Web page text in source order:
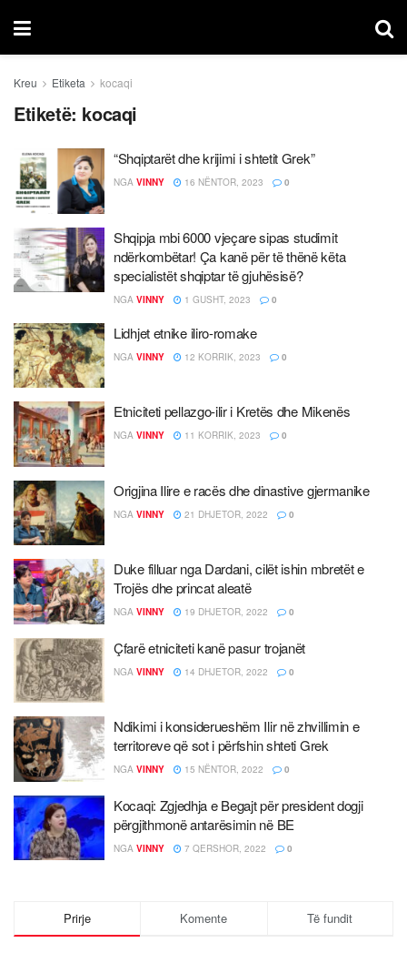
Kreu Etiketa kocaqi
Etiketë: kocaqi
“Shqiptarët dhe krijimi i shtetit Grek”
NGA VINNY 16 NËNTOR, 2023 0
Shqipja mbi 6000 vjeçare sipas studimit
ndërkombëtar! Ça kanë për të thënë këta
specialistët shqiptar të gjuhësisë?
NGA VINNY 1 GUSHT, 2023 0
Lidhjet etnike iliro-romake
NGA VINNY 12 KORRIK, 2023 0
Etniciteti pellazgo-ilir i Kretës dhe Mikenës
NGA VINNY 11 KORRIK, 2023 0
Origjina Ilire e racës dhe dinastive gjermanike
NGA VINNY 21 DHJETOR, 2022 0
Duke filluar nga Dardani, cilët ishin mbretët e
Trojës dhe princat aleatë
NGA VINNY 19 DHJETOR, 2022 0
Çfarë etniciteti kanë pasur trojanët
NGA VINNY 14 DHJETOR, 2022 0
Ndikimi i konsiderueshëm Ilir në zhvillimin e
territoreve që sot i përfshin shteti Grek
NGA VINNY 15 NËNTOR, 2022 0
Kocaqi: Zgjedhja e Begajt për president dogji
përgjithmonë antarësimin në BE
NGA VINNY 7 QERSHOR, 2022 0
Prirje Komente Të fundit